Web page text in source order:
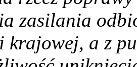
zasilania
krajowej, a z